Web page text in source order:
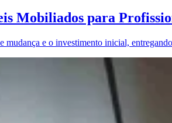
Mobiliados para
e o investimento inicial,